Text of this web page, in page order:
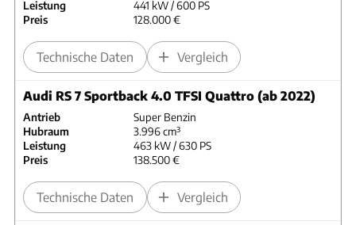
Leistung
441 kW / 600 PS
Preis
128.000 €
Technische Daten Vergleich
Audi RS 7 Sportback 4.0 TFSI Quattro (ab 2022)
Antrieb
Super Benzin
Hubraum
3.996 cm³
Leistung
463 kW / 630 PS
Preis
138.500 €
Technische Daten Vergleich